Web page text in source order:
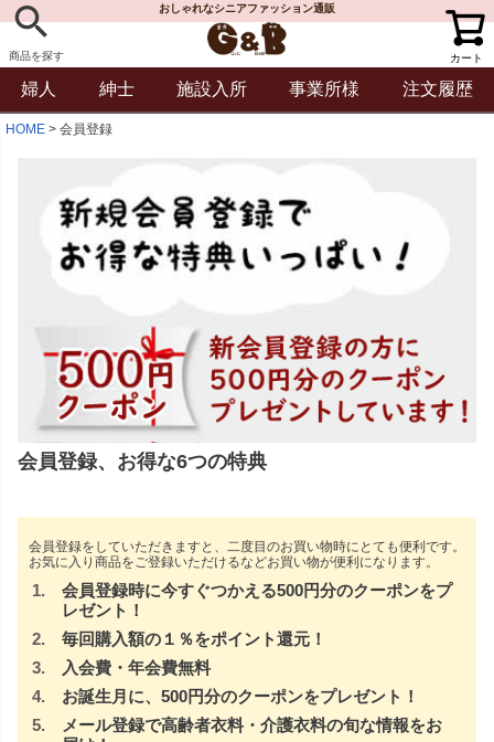
商品を探す
おしゃれなシニアファッション通販
カート
婦人 紳士 施設入所 事業所様 注文履歴
HOME 会員登録
会員登録、お得な6つの特典
会員登録をしていただきますと、二度目のお買い物時にとても便利です。
お気に入り商品をご登録いただけるなどお買い物が便利になります。
会員登録時に今すぐつかえる500円分のクーポンをプ
レゼント！
毎回購入額の１％をポイント還元！
入会費・年会費無料
お誕生月に、500円分のクーポンをプレゼント！
メール登録で高齢者衣料・介護衣料の旬な情報をお